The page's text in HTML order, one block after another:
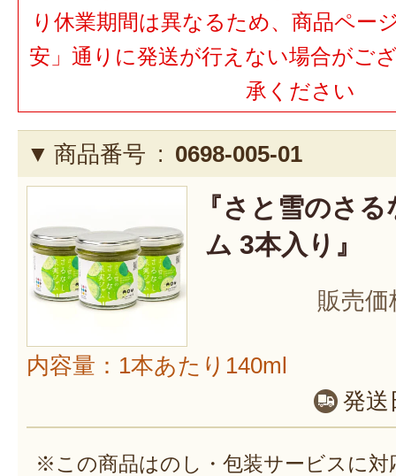
り休業期間は異なるため、商品ペー
安」通りに発送が行えない場合がご
承ください
商品番号 : 0698-005-01
『さと雪のさ
ム 3本入り』
販売価
内容量：1本あたり140ml
発送
※この商品はのし・包装サービスに対